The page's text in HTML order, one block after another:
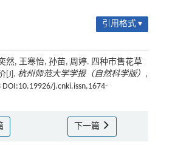
引用格式 ▾
然, 王寒怡, 孙苗, 周婷. 四种市售花草
[J]. 杭州师范大学学报（自然科学版） ,
j.cnki.issn.1674-
下一篇